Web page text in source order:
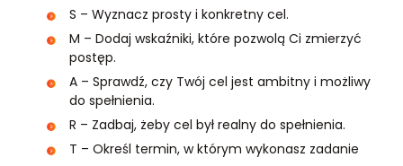
S – Wyznacz prosty i konkretny cel.
M – Dodaj wskaźniki, które pozwolą Ci zmierzyć
postęp.
A – Sprawdź, czy Twój cel jest ambitny i możliwy
do spełnienia.
R – Zadbaj, żeby cel był realny do spełnienia.
T – Określ termin, w którym wykonasz zadanie